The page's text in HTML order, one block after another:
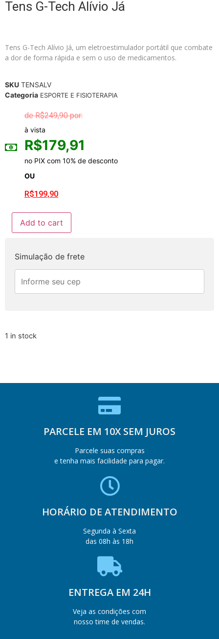
Tens G-Tech Alívio Já
Tens G-Tech Alívio Já, um eletroestimulador portátil que combate
a dor de forma rápida e sem o uso de medicamentos.
SKU TENSALV
Categoria ESPORTE E FISIOTERAPIA
R$249,90
R$199,90
à vista
R$179,91
no PIX com 10% de desconto
OU
Add to cart
Simulação de frete
1 in stock
PARCELE EM 10X SEM JUROS
Parcele suas compras
e tenha mais facilidade para pagar.
HORÁRIO DE ATENDIMENTO
Segunda à Sexta
das 08h às 18h
ENTREGA EM 24H
Veja as condições com
nosso time de vendas.